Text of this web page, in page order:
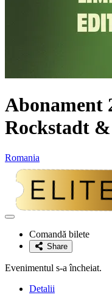
Abonament
Rockstadt
Romania
Adaugă
favoriteComandă bilete
Share
Evenimentul s-a încheiat.
Detalii